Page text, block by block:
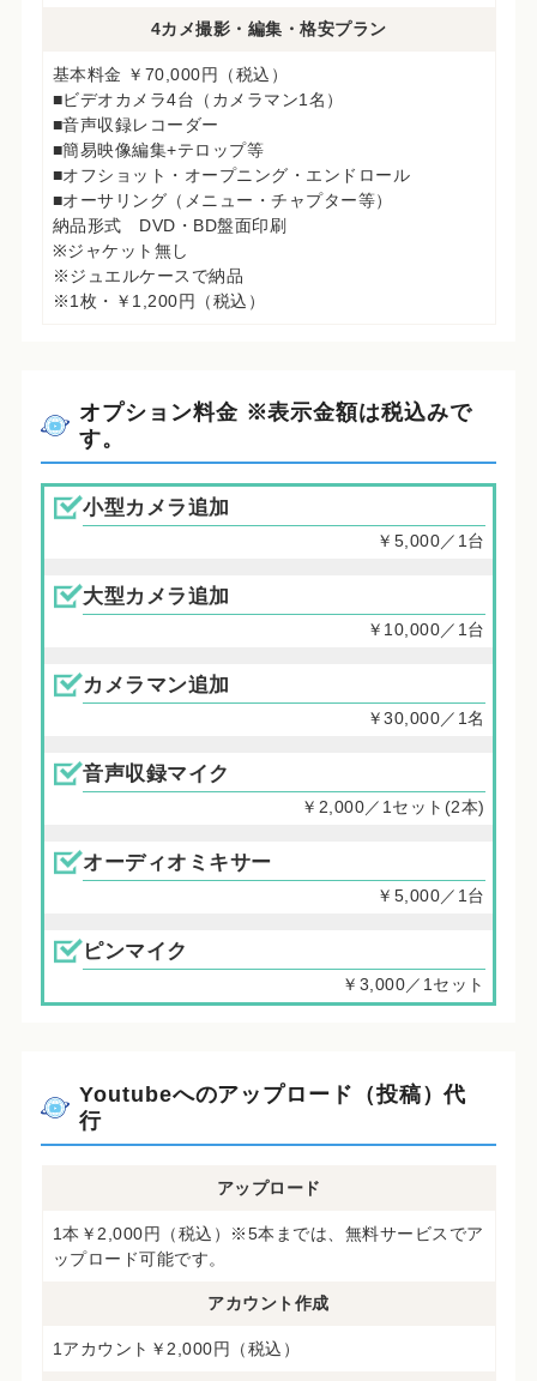
4カメ撮影・編集・格安プラン
基本料金 ￥70,000円（税込）
■ビデオカメラ4台（カメラマン1名）
■音声収録レコーダー
■簡易映像編集+テロップ等
■オフショット・オープニング・エンドロール
■オーサリング（メニュー・チャプター等）
納品形式 DVD・BD盤面印刷
※ジャケット無し
※ジュエルケースで納品
※1枚・￥1,200円（税込）
オプション料金 ※表示金額は税込みで
す。
小型カメラ追加
￥5,000／1台
大型カメラ追加
￥10,000／1台
カメラマン追加
￥30,000／1名
音声収録マイク
￥2,000／1セット(2本)
オーディオミキサー
￥5,000／1台
ピンマイク
￥3,000／1セット
Youtubeへのアップロード（投稿）代
行
アップロード
1本￥2,000円（税込）※5本までは、無料サービスでア
ップロード可能です。
アカウント作成
1アカウント￥2,000円（税込）